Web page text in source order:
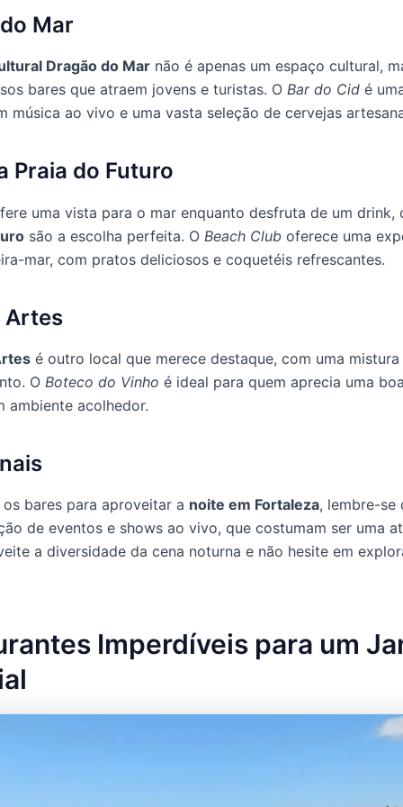
Mar
Dragão do Mar não é apenas um espaço cultural,
bares que atraem jovens e turistas. O Bar do Cid é
música ao vivo e uma vasta seleção de cervejas
Praia do Futuro
uma vista para o mar enquanto desfruta de um drink,
são a escolha perfeita. O Beach Club oferece uma
mar, com pratos deliciosos e coquetéis refrescantes.
Artes
é outro local que merece destaque, com uma
O Boteco do Vinho é ideal para quem aprecia uma
ambiente acolhedor.
bares para aproveitar a noite em Fortaleza, lembre-se
de eventos e shows ao vivo, que costumam ser uma
a diversidade da cena noturna e não hesite em
Imperdíveis para um